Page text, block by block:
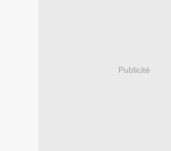
Publicité